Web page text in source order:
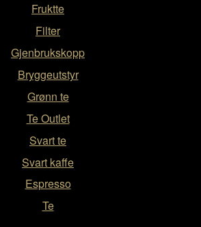
Fruktte
Filter
Gjenbrukskopp
Bryggeutstyr
Grønn te
Te Outlet
Svart te
Svart kaffe
Espresso
Te